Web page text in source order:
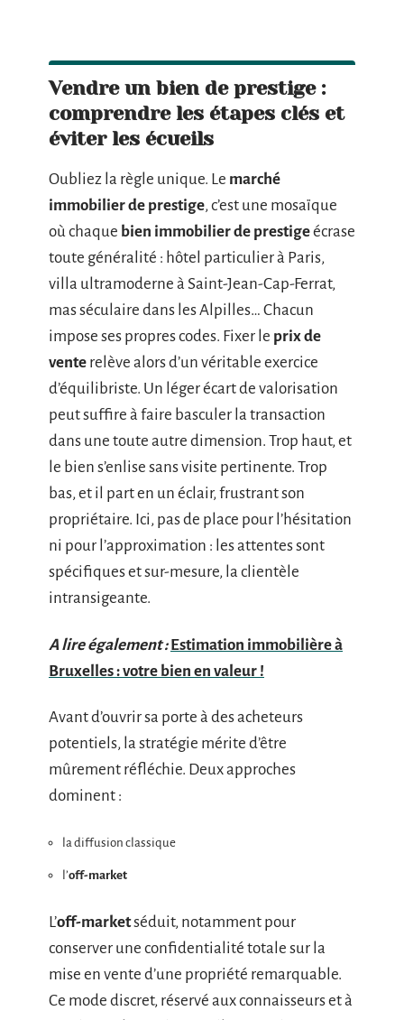
Vendre un bien de prestige :
comprendre les étapes clés et
éviter les écueils
Oubliez la règle unique. Le marché
immobilier de prestige, c’est une mosaïque
où chaque bien immobilier de prestigeécrase
toute généralité : hôtel particulier à Paris,
villa ultramoderne à Saint-Jean-Cap-Ferrat,
mas séculaire dans les Alpilles… Chacun
impose ses propres codes. Fixer le prix de
vente relève alors d’un véritable exercice
d’équilibriste. Un léger écart de valorisation
peut suffire à faire basculer la transaction
dans une toute autre dimension. Trop haut, et
le bien s’enlise sans visite pertinente. Trop
bas, et il part en un éclair, frustrant son
propriétaire. Ici, pas de place pour l’hésitation
ni pour l’approximation : les attentes sont
spécifiques et sur-mesure, la clientèle
intransigeante.
A lire également : Estimation immobilière à
Bruxelles : votre bien en valeur !
Avant d’ouvrir sa porte à des acheteurs
potentiels, la stratégie mérite d’être
mûrement réfléchie. Deux approches
dominent :
la diffusion classique
l’off-market
L’off-marketséduit, notamment pour
conserver une confidentialité totale sur la
mise en vente d’une propriété remarquable.
Ce mode discret, réservé aux connaisseurs et à